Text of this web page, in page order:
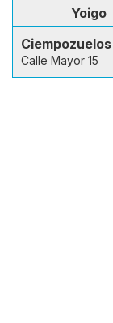
Yoigo
Ciempozuelos
Calle Mayor 15